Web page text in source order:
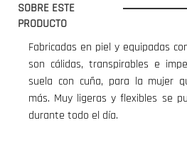
SOBRE ESTE
PRODUCTO
Fabricadas en piel y equipadas
son cálidas, transpirables e
suela con cuña, para la mujer
más. Muy ligeras y flexibles se
durante todo el día.